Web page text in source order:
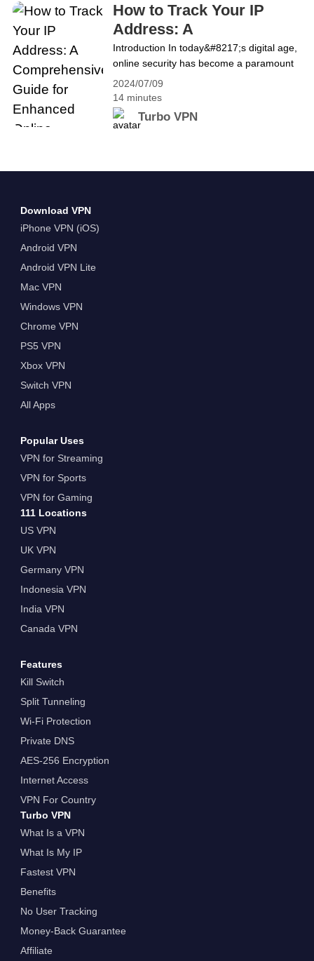
can&hellip; Continue reading How To Get A
Canada IP Address For Free
2024/07/09
14 minutes
Turbo VPN
How to Track Your IP
Address: A
Comprehensive Guide for
Enhanced Online Security
Introduction In today&#8217;s digital age,
online security has become a paramount
concern. With increasing cyber threats
and data breaches, safeguarding your
personal information online is crucial. One
fundamental aspect of this protection
unique identifier for your device on the
Download VPN
iPhone VPN (iOS)
Android VPN
Android VPN Lite
Mac VPN
Windows VPN
Chrome VPN
PS5 VPN
Xbox VPN
Switch VPN
All Apps
Popular Uses
VPN for Streaming
VPN for Sports
VPN for Gaming
111 Locations
US VPN
UK VPN
Germany VPN
Indonesia VPN
India VPN
Canada VPN
Features
Kill Switch
Split Tunneling
Wi-Fi Protection
Private DNS
AES-256 Encryption
Internet Access
VPN For Country
Turbo VPN
What Is a VPN
What Is My IP
Fastest VPN
Benefits
No User Tracking
Money-Back Guarantee
Affiliate